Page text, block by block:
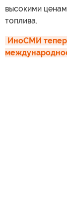
высокими
топлива.
ИноСМИ